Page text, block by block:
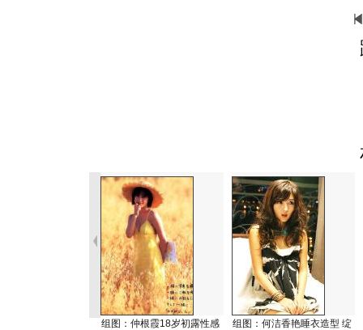
组图：仲根霞18岁初露性感
组图：何洁香艳睡衣造型 绽